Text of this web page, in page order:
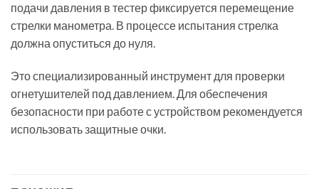
подачи давления в тестер фиксируется перемещение
стрелки манометра. В процессе испытания стрелка
должна опуститься до нуля.
Это специализированный инструмент для проверки
огнетушителей под давлением. Для обеспечения
безопасности при работе с устройством рекомендуется
использовать защитные очки.